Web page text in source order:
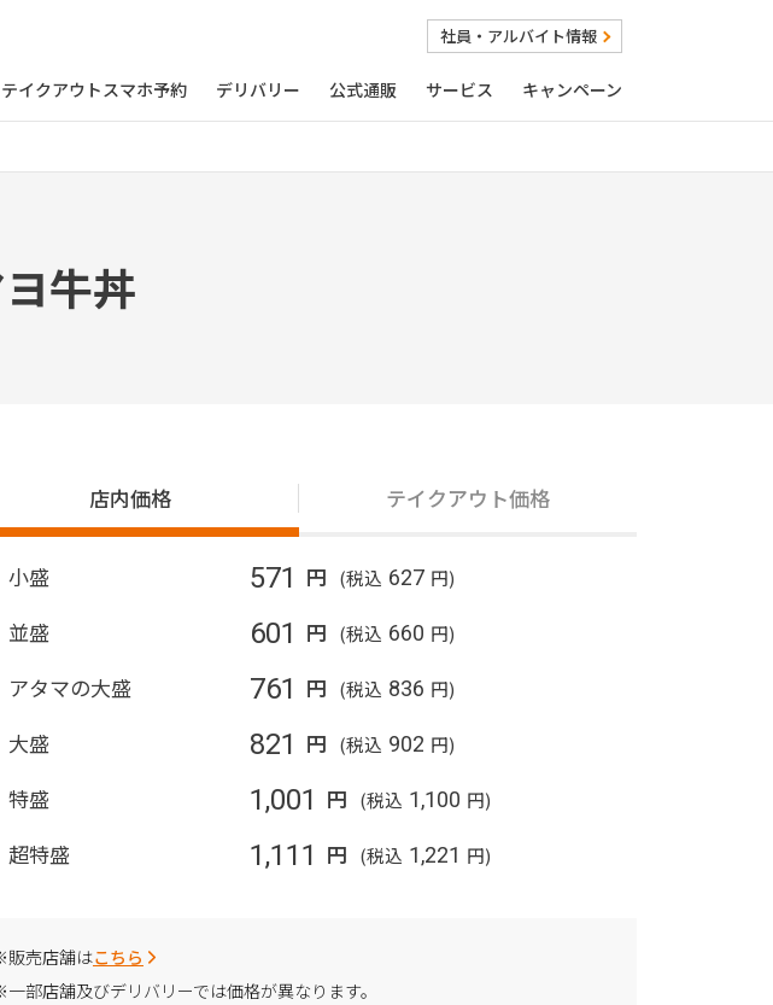
社員・アルバイト情報
テイクアウトスマホ予約 デリバリー 公式通販 サービス キャンペーン
牛丼
店内価格 テイクアウト価格
小盛 571 円 (税込 627 円)
並盛 601 円 (税込 660 円)
アタマの大盛 761 円 (税込 836 円)
大盛 821 円 (税込 902 円)
特盛 1,001 円 (税込 1,100 円)
超特盛 1,111 円 (税込 1,221 円)
売店舗はこちら
部店舗及びデリバリーでは価格が異なります。